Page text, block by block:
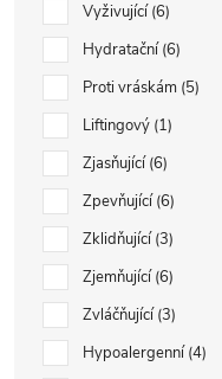
Vyživující 6
Hydratační 6
Proti vráskám 5
Liftingový 1
Zjasňující 6
Zpevňující 6
Zklidňující 3
Zjemňující 6
Zvláčňující 3
Hypoalergenní 4